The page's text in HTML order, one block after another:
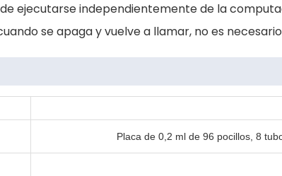
ejecutarse independientemente de la
se apaga y vuelve a llamar, no es
Placa de 0,2 ml de 96 pocillos, 8